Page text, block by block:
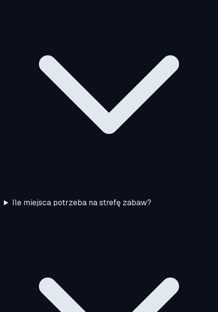
Ile miejsca potrzeba na strefę zabaw?